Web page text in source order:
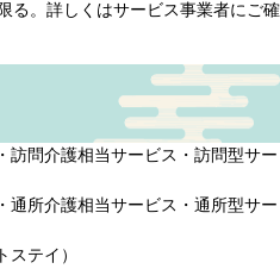
る。詳しくはサービス事業者にご確
訪問介護相当サービス・訪問型サー
通所介護相当サービス・通所型サー
テイ）